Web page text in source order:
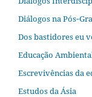
Diálogos na
Dos bastidores eu
Educação
Escrevivências da
Estudos da Ásia​